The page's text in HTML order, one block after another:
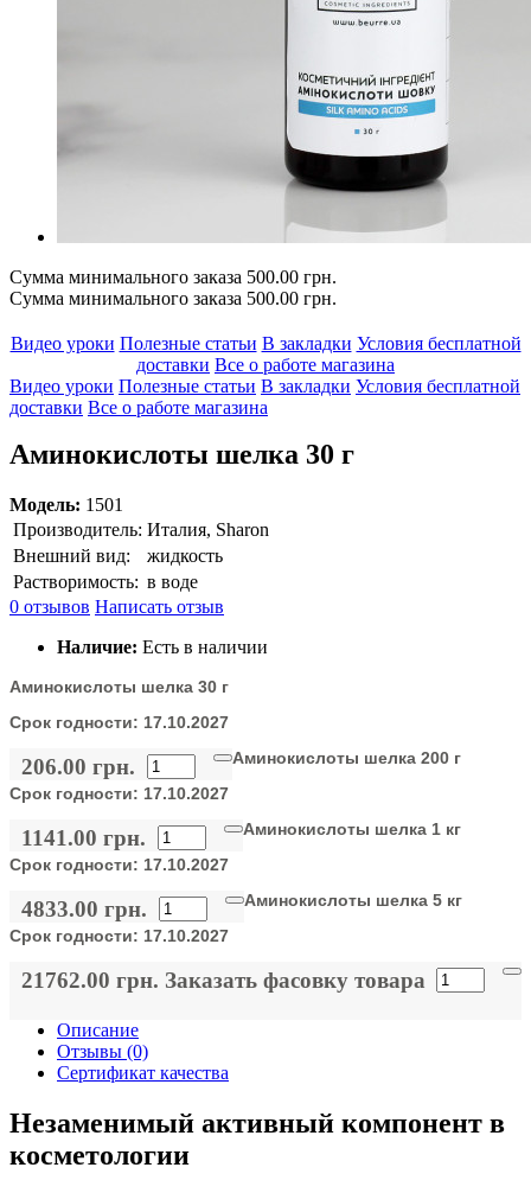
Сумма минимального заказа 500.00 грн.
Сумма минимального заказа 500.00 грн.
Видео уроки Полезные статьи В закладки Условия бесплатной
доставки Все о работе магазина
Видео уроки Полезные статьи В закладки Условия бесплатной
доставки Все о работе магазина
Аминокислоты шелка 30 г
Модель: 1501
Производитель: Италия, Sharon
Внешний вид:
жидкость
Растворимость: в воде
0 отзывов Написать отзыв
Наличие: Есть в наличии
Аминокислоты шелка 30 г
Срок годности: 17.10.2027
206.00 грн.
Аминокислоты шелка 200 г
Срок годности: 17.10.2027
1141.00 грн.
Аминокислоты шелка 1 кг
Срок годности: 17.10.2027
4833.00 грн.
Аминокислоты шелка 5 кг
Срок годности: 17.10.2027
21762.00 грн. Заказать фасовку товара
Описание
Отзывы (0)
Сертификат качества
Незаменимый активный компонент в
косметологии